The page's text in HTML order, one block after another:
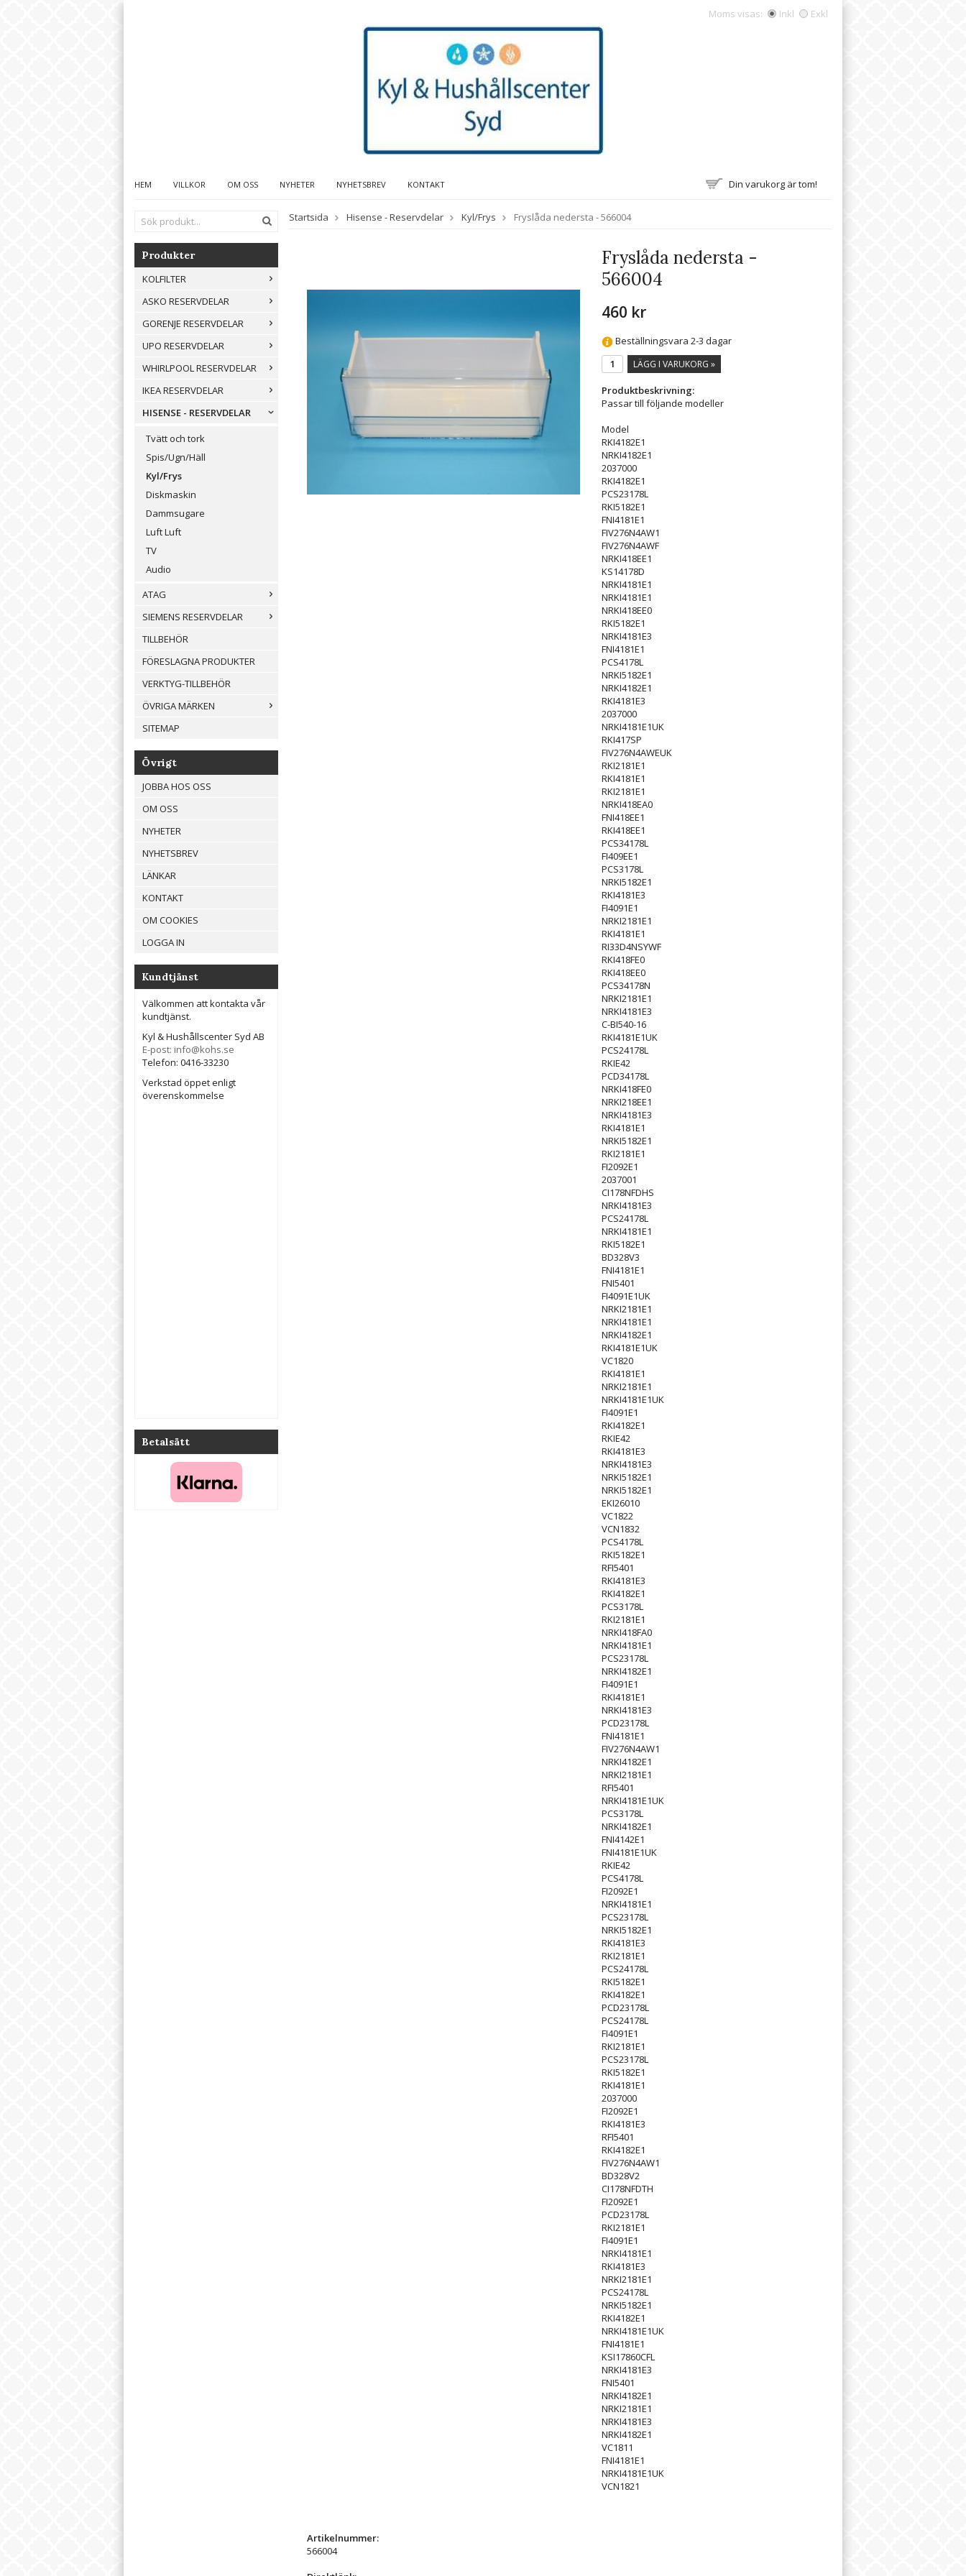
Moms visas: Inkl Exkl
HEM VILLKOR OM OSS NYHETER NYHETSBREV KONTAKT Din varukorg är tom!
Produkter
KOLFILTER
ASKO RESERVDELAR
GORENJE RESERVDELAR
UPO RESERVDELAR
WHIRLPOOL RESERVDELAR
IKEA RESERVDELAR
HISENSE - RESERVDELAR
Tvätt och tork
Spis/Ugn/Häll
Kyl/Frys
Diskmaskin
Dammsugare
Luft Luft
TV
Audio
ATAG
SIEMENS RESERVDELAR
TILLBEHÖR
FÖRESLAGNA PRODUKTER
VERKTYG-TILLBEHÖR
ÖVRIGA MÄRKEN
SITEMAP
Övrigt
JOBBA HOS OSS
OM OSS
NYHETER
NYHETSBREV
LÄNKAR
KONTAKT
OM COOKIES
LOGGA IN
Kundtjänst
Välkommen att kontakta vår
kundtjänst.
Kyl & Hushållscenter Syd AB
E-post: info@kohs.se
Telefon: 0416-33230
Verkstad öppet enligt
överenskommelse
Betalsätt
Startsida Hisense - Reservdelar Kyl/Frys Fryslåda nedersta - 566004
Fryslåda nedersta -
566004
460 kr
Beställningsvara 2-3 dagar
LÄGG I VARUKORG »
Produktbeskrivning:
Passar till följande modeller
Model
RKI4182E1
NRKI4182E1
2037000
RKI4182E1
PCS23178L
RKI5182E1
FNI4181E1
FIV276N4AW1
FIV276N4AWF
NRKI418EE1
KS14178D
NRKI4181E1
NRKI4181E1
NRKI418EE0
RKI5182E1
NRKI4181E3
FNI4181E1
PCS4178L
NRKI5182E1
NRKI4182E1
RKI4181E3
2037000
NRKI4181E1UK
RKI417SP
FIV276N4AWEUK
RKI2181E1
RKI4181E1
RKI2181E1
NRKI418EA0
FNI418EE1
RKI418EE1
PCS34178L
FI409EE1
PCS3178L
NRKI5182E1
RKI4181E3
FI4091E1
NRKI2181E1
RKI4181E1
RI33D4NSYWF
RKI418FE0
RKI418EE0
PCS34178N
NRKI2181E1
NRKI4181E3
C-BI540-16
RKI4181E1UK
PCS24178L
RKIE42
PCD34178L
NRKI418FE0
NRKI218EE1
NRKI4181E3
RKI4181E1
NRKI5182E1
RKI2181E1
FI2092E1
2037001
CI178NFDHS
NRKI4181E3
PCS24178L
NRKI4181E1
RKI5182E1
BD328V3
FNI4181E1
FNI5401
FI4091E1UK
NRKI2181E1
NRKI4181E1
NRKI4182E1
RKI4181E1UK
VC1820
RKI4181E1
NRKI2181E1
NRKI4181E1UK
FI4091E1
RKI4182E1
RKIE42
RKI4181E3
NRKI4181E3
NRKI5182E1
NRKI5182E1
EKI26010
VC1822
VCN1832
PCS4178L
RKI5182E1
RFI5401
RKI4181E3
RKI4182E1
PCS3178L
RKI2181E1
NRKI418FA0
NRKI4181E1
PCS23178L
NRKI4182E1
FI4091E1
RKI4181E1
NRKI4181E3
PCD23178L
FNI4181E1
FIV276N4AW1
NRKI4182E1
NRKI2181E1
RFI5401
NRKI4181E1UK
PCS3178L
NRKI4182E1
FNI4142E1
FNI4181E1UK
RKIE42
PCS4178L
FI2092E1
NRKI4181E1
PCS23178L
NRKI5182E1
RKI4181E3
RKI2181E1
PCS24178L
RKI5182E1
RKI4182E1
PCD23178L
PCS24178L
FI4091E1
RKI2181E1
PCS23178L
RKI5182E1
RKI4181E1
2037000
FI2092E1
RKI4181E3
RFI5401
RKI4182E1
FIV276N4AW1
BD328V2
CI178NFDTH
FI2092E1
PCD23178L
RKI2181E1
FI4091E1
NRKI4181E1
RKI4181E3
NRKI2181E1
PCS24178L
NRKI5182E1
RKI4182E1
NRKI4181E1UK
FNI4181E1
KSI17860СFL
NRKI4181E3
FNI5401
NRKI4182E1
NRKI2181E1
NRKI4181E3
NRKI4182E1
VC1811
FNI4181E1
NRKI4181E1UK
VCN1821
Artikelnummer:
566004